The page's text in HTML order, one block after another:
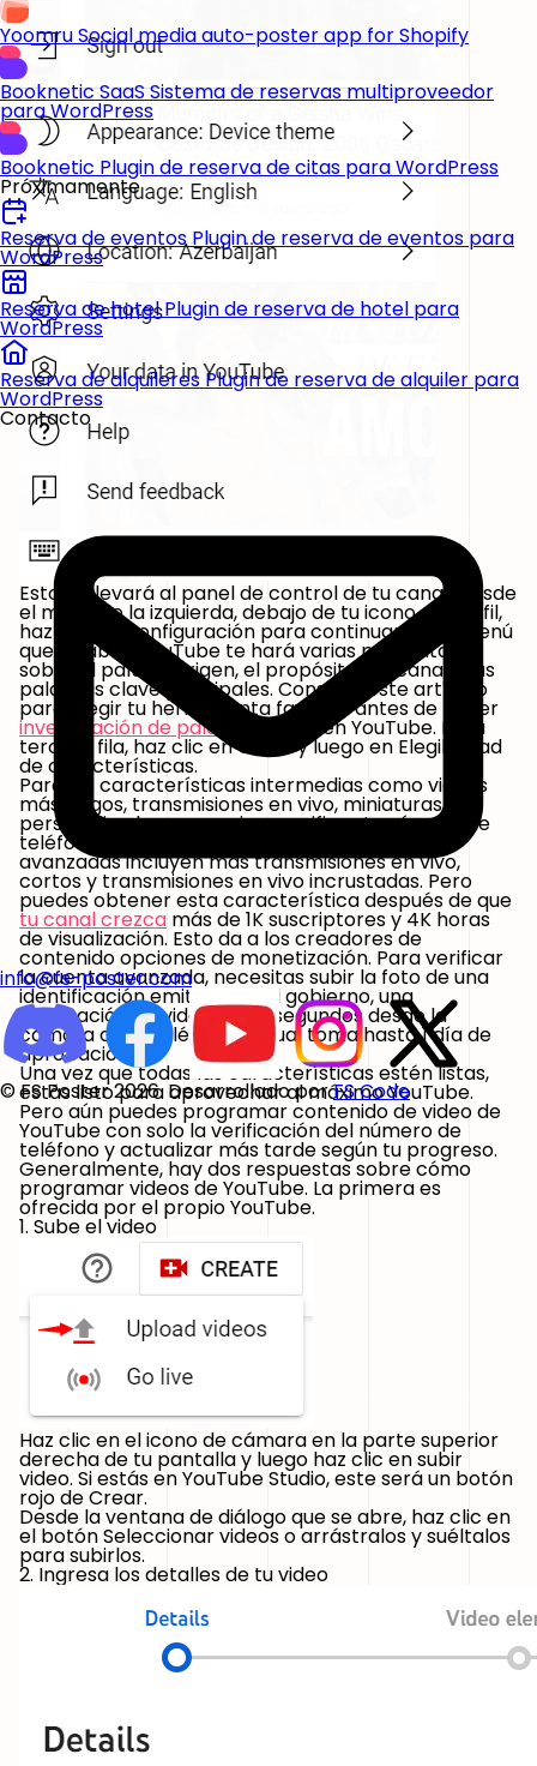
YoomruSocial media auto-poster app for Shopify
Booknetic SaaSSistema de reservas multiproveedor
para WordPress
Booknetic Plugin de reserva de citas para WordPress
Próximamente
Reserva de eventos Plugin de reserva de eventos para
WordPress
Reserva de hotel Plugin de reserva de hotel para
WordPress
Reserva de alquileres Plugin de reserva de alquiler para
WordPress
Contacto
info@fs-poster.com
© FS Poster 2026. Desarrollado porFS Code
Esto te llevará al panel de control de tu canal. Desde
el menú de la izquierda, debajo de tu icono de perfil,
haz clic en Configuración para continuar. En el menú
que se abre, YouTube te hará varias preguntas
sobre el país de origen, el propósito del canal y las
palabras clave principales. Consulta este artículo
para elegir tu herramienta favorita antes de hacer
investigación de palabras clave en YouTube. En la
tercera fila, haz clic en Canal y luego en Elegibilidad
de características.
Para las características intermedias como videos
más largos, transmisiones en vivo, miniaturas
personalizadas, se requiere verificar tu número de
teléfono. Mientras que las características
avanzadas incluyen más transmisiones en vivo,
cortos y transmisiones en vivo incrustadas. Pero
puedes obtener esta característica después de que
tu canal crezca más de 1K suscriptores y 4K horas
de visualización. Esto da a los creadores de
contenido opciones de monetización. Para verificar
la cuenta avanzada, necesitas subir la foto de una
identificación emitida por el gobierno, una
verificación de video de 30 segundos desde la
cámara de tu teléfono, lo cual toma hasta 1 día de
aprobación.
Una vez que todas las características estén listas,
estás listo para aprovechar al máximo YouTube.
Pero aún puedes programar contenido de video de
YouTube con solo la verificación del número de
teléfono y actualizar más tarde según tu progreso.
Generalmente, hay dos respuestas sobre cómo
programar videos de YouTube. La primera es
ofrecida por el propio YouTube.
1. Sube el video
Haz clic en el icono de cámara en la parte superior
derecha de tu pantalla y luego haz clic en subir
video. Si estás en YouTube Studio, este será un botón
rojo de Crear.
Desde la ventana de diálogo que se abre, haz clic en
el botón Seleccionar videos o arrástralos y suéltalos
para subirlos.
2. Ingresa los detalles de tu video